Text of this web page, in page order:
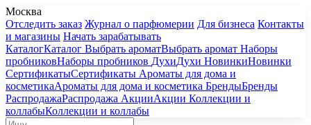
Москва
Отследить заказ Журнал о парфюмерии Для бизнеса Контакты
и магазины Начать зарабатывать
КаталогКаталог Выбрать ароматВыбрать аромат Наборы
пробниковНаборы пробников ДухиДухи НовинкиНовинки
СертификатыСертификаты Ароматы для дома и
косметикаАроматы для дома и косметика БрендыБренды
РаспродажаРаспродажа АкцииАкции Коллекции и
коллабыКоллекции и коллабы